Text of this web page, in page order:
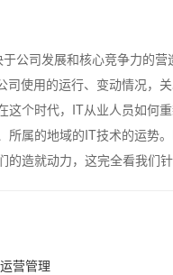
公司发展和核心竞争力的营
司使用的运行、变动情况，
这个时代，IT从业人员如何
所属的地域的IT技术的运势
造就动力，这完全看我们
营管理